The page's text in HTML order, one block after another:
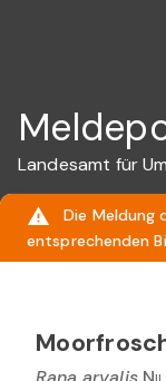
Landesamt für
Die Meldung
entsprechenden